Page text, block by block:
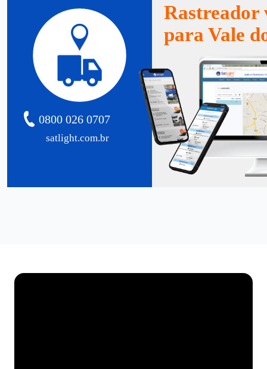
satlight.com.br
0800 026 0707
Rastreador
para Vale